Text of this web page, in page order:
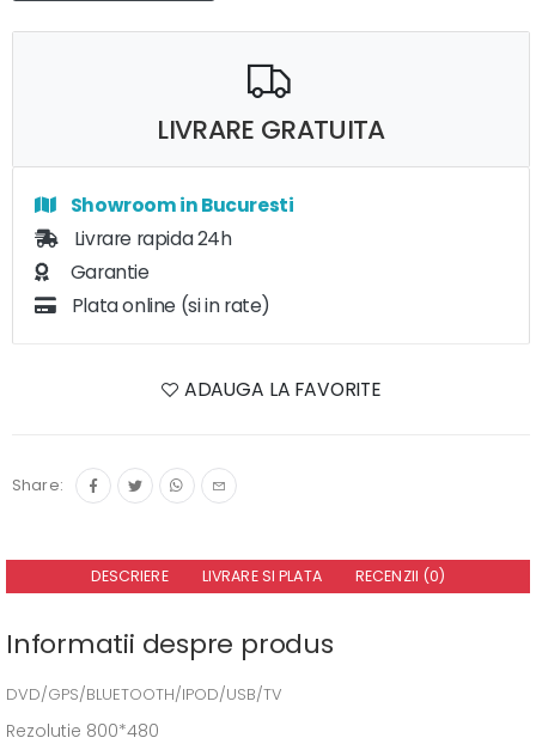
LIVRARE GRATUITA
Showroom in Bucuresti
Livrare rapida 24h
Garantie
Plata online (si in rate)
ADAUGA LA FAVORITE
Share:
DESCRIERE LIVRARE SI PLATA RECENZII (0)
Informatii despre produs
DVD/GPS/BLUETOOTH/IPOD/USB/TV
Rezolutie 800*480